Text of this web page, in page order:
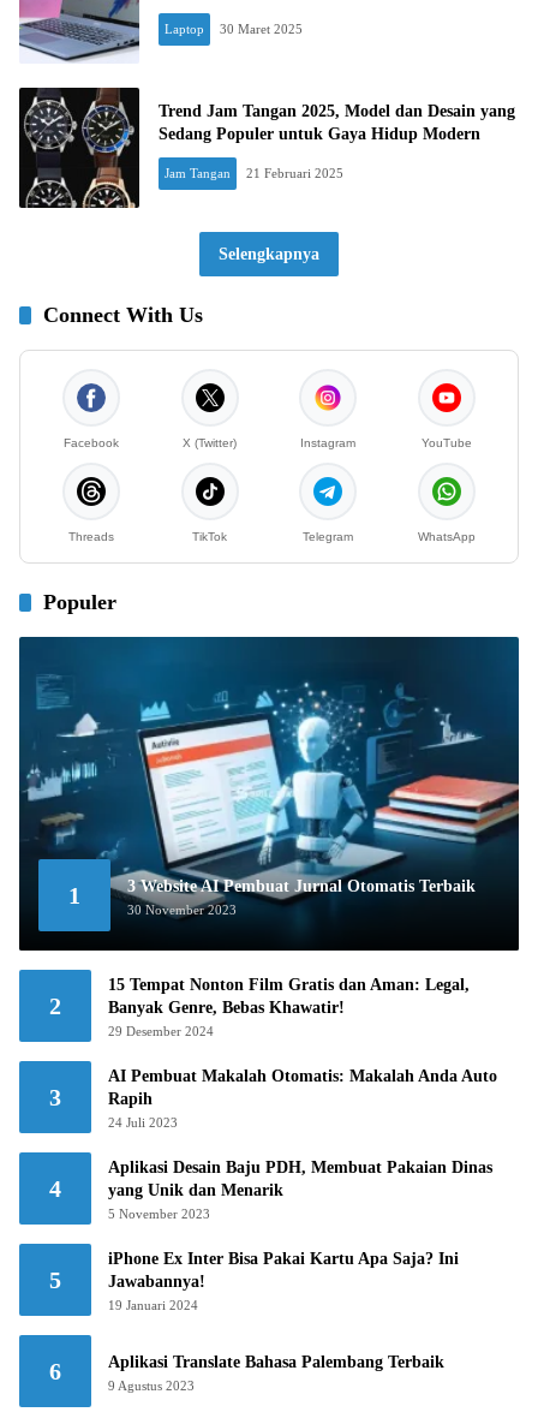
Laptop 30 Maret 2025
Trend Jam Tangan 2025, Model dan Desain yang
Sedang Populer untuk Gaya Hidup Modern
Jam Tangan 21 Februari 2025
Selengkapnya
Connect With Us
Facebook X (Twitter) Instagram YouTube
Threads TikTok Telegram WhatsApp
Populer
1 3 Website AI Pembuat Jurnal Otomatis Terbaik
30 November 2023
2
15 Tempat Nonton Film Gratis dan Aman: Legal,
Banyak Genre, Bebas Khawatir!
29 Desember 2024
3
AI Pembuat Makalah Otomatis: Makalah Anda Auto
Rapih
24 Juli 2023
4
Aplikasi Desain Baju PDH, Membuat Pakaian Dinas
yang Unik dan Menarik
5 November 2023
5
iPhone Ex Inter Bisa Pakai Kartu Apa Saja? Ini
Jawabannya!
19 Januari 2024
6 Aplikasi Translate Bahasa Palembang Terbaik
9 Agustus 2023